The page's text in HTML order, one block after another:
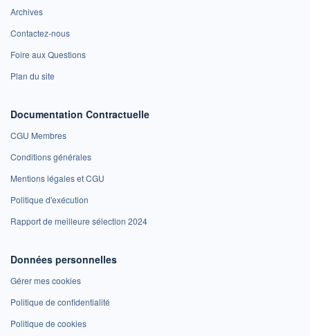
Archives
Contactez-nous
Foire aux Questions
Plan du site
Documentation Contractuelle
CGU Membres
Conditions générales
Mentions légales et CGU
Politique d'exécution
Rapport de meilleure sélection 2024
Données personnelles
Gérer mes cookies
Politique de confidentialité
Politique de cookies